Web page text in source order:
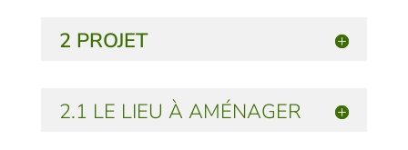
2 PROJET
2.1 LE LIEU À AMÉNAGER